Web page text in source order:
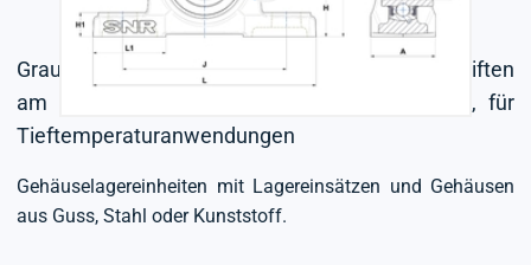
Graugussgehäuse, Lagereinsatz mit Gewindestiften
am Innenring, Dichtung mit Schleuderscheibe, für
Tieftemperaturanwendungen
Gehäuselagereinheiten mit Lagereinsätzen und Gehäusen
aus Guss, Stahl oder Kunststoff.